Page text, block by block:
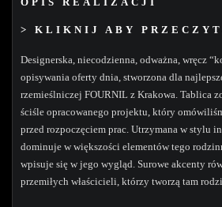
> KLIKNIJ ABY
Designerska, niecodzienna, odważna, wręcz
opisywania oferty dnia, stworzona dla
rzemieślniczej FOURNIL z Krakowa. Tablica
ściśle opracowanego projektu, który
przed rozpoczęciem prac. Utrzymana w stylu
dominuje w większości elementów tego
wpisuje się w jego wygląd. Surowe akcenty
przemiłych właścicieli, którzy tworzą tam